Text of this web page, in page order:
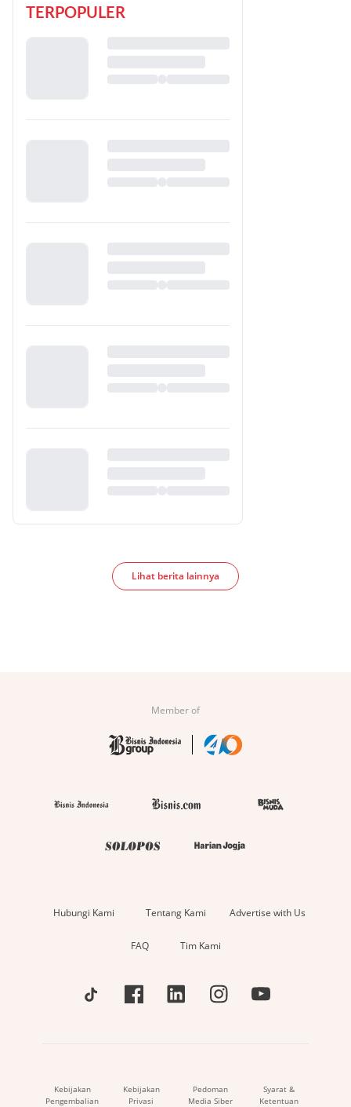
TERPOPULER
Lihat berita lainnya
Member of
Hubungi Kami Tentang Kami Advertise with Us
FAQ Tim Kami
Kebijakan
Pengembalian
Kebijakan
Privasi
Pedoman
Media Siber
Syarat &
Ketentuan